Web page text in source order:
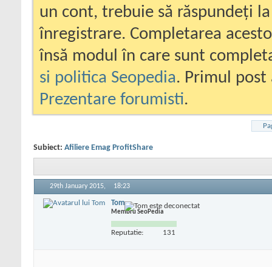
un cont, trebuie să răspundeți
înregistrare. Completarea
însă modul în care sunt
si politica Seopedia. Primul
Prezentare forumisti.
Subiect: Afiliere Emag ProfitShare
29th January 2015, 18:23
Tom
Membru SeoPedia
Reputatie: 131